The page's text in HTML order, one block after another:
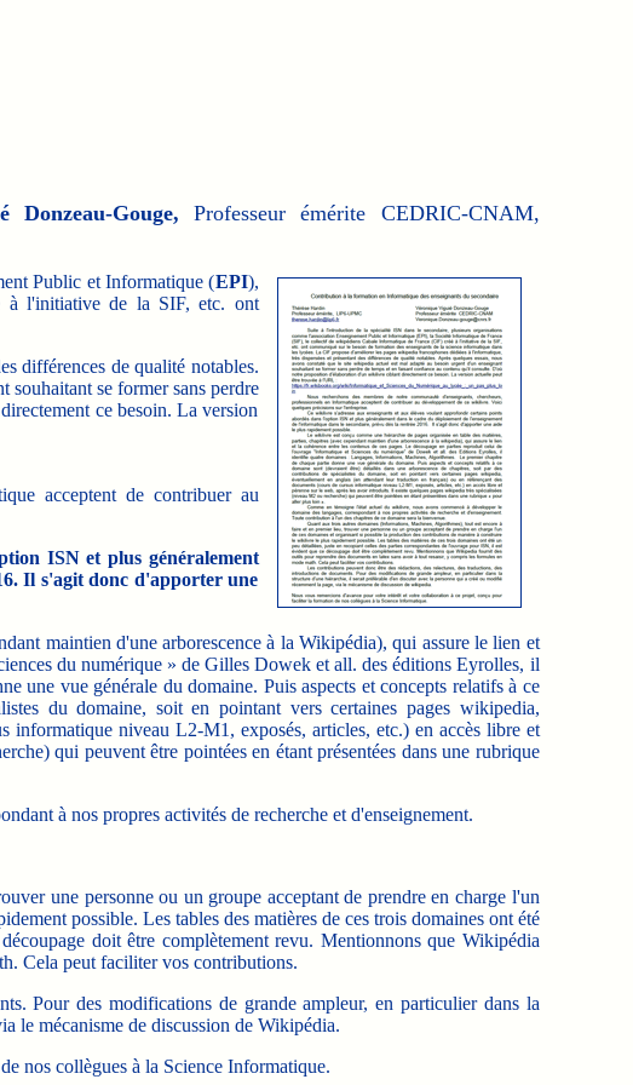
Donzeau-Gouge, Professeur émérite CEDRIC-CNAM,
Public et Informatique (EPI),
à l'initiative de la SIF, etc. ont
différences de qualité notables.
souhaitant se former sans perdre
ce besoin. La version
acceptent de contribuer au
ISN et plus généralement
Il s'agit donc d'apporter une
maintien d'une arborescence à la Wikipédia), qui assure le lien et
du numérique » de Gilles Dowek et all. des éditions Eyrolles, il
une vue générale du domaine. Puis aspects et concepts relatifs à ce
du domaine, soit en pointant vers certaines pages wikipedia,
informatique niveau L2-M1, exposés, articles, etc.) en accès libre et
qui peuvent être pointées en étant présentées dans une rubrique
à nos propres activités de recherche et d'enseignement.
une personne ou un groupe acceptant de prendre en charge l'un
possible. Les tables des matières de ces trois domaines ont été
doit être complètement revu. Mentionnons que Wikipédia
Cela peut faciliter vos contributions.
Pour des modifications de grande ampleur, en particulier dans la
le mécanisme de discussion de Wikipédia.
nos collègues à la Science Informatique.